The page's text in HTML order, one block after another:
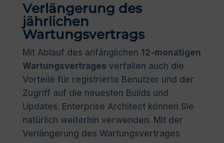
Verlängerung des
jährlichen
Wartungsvertrags
Mit Ablauf des anfänglichen 12-monatigen
Wartungsvertrages verfallen auch die
Vorteile für registrierte Benutzer und der
Zugriff auf die neuesten Builds und
Updates. Enterprise Architect können Sie
natürlich weiterhin verwenden. Mit der
Verlängerung des Wartungsvertrages